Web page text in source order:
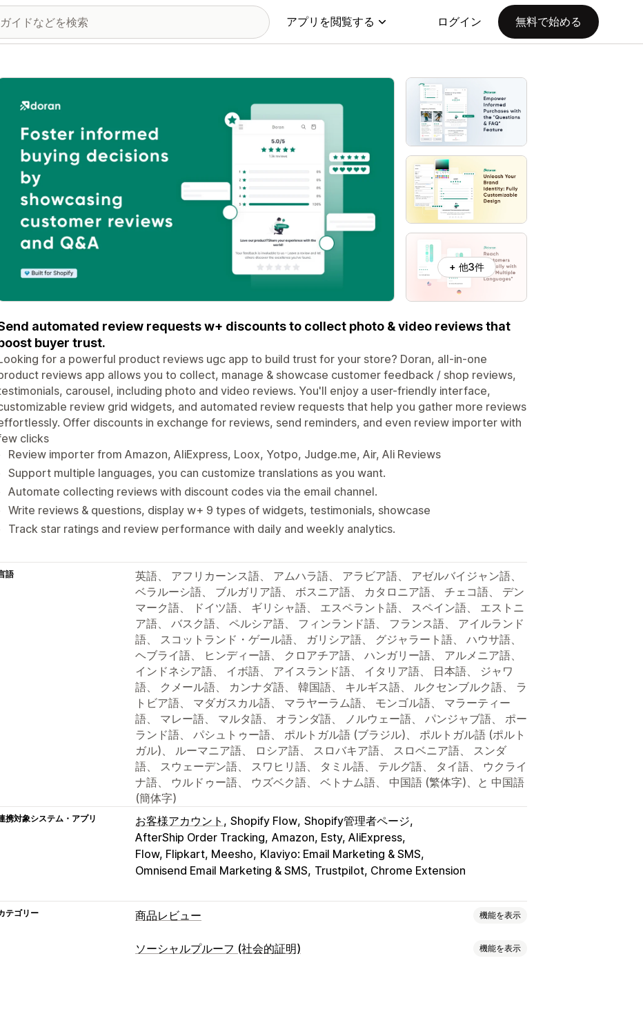
アプリを閲覧する ログイン 無料で始める
集の画像ギャラリー
+ 他3件
automated review requests w+ discounts to collect photo & video reviews that
buyer trust.
for a powerful product reviews ugc app to build trust for your store? Doran, all-in-one
reviews app allows you to collect, manage & showcase customer feedback / shop reviews,
carousel, including photo and video reviews. You'll enjoy a user-friendly interface,
review grid widgets, and automated review requests that help you gather more reviews
Offer discounts in exchange for reviews, send reminders, and even review importer with
clicks
Review importer from Amazon, AliExpress, Loox, Yotpo, Judge.me, Air, Ali Reviews
Support multiple languages, you can customize translations as you want.
Automate collecting reviews with discount codes via the email channel.
Write reviews & questions, display w+ 9 types of widgets, testimonials, showcase
Track star ratings and review performance with daily and weekly analytics.
語
英語、 アフリカーンス語、 アムハラ語、 アラビア語、 アゼルバイジャン語、
ベラルーシ語、 ブルガリア語、 ボスニア語、 カタロニア語、 チェコ語、 デン
マーク語、 ドイツ語、 ギリシャ語、 エスペラント語、 スペイン語、 エストニ
ア語、 バスク語、 ペルシア語、 フィンランド語、 フランス語、 アイルランド
語、 スコットランド・ゲール語、 ガリシア語、 グジャラート語、 ハウサ語、
ヘブライ語、 ヒンディー語、 クロアチア語、 ハンガリー語、 アルメニア語、
インドネシア語、 イボ語、 アイスランド語、 イタリア語、 日本語、 ジャワ
語、 クメール語、 カンナダ語、 韓国語、 キルギス語、 ルクセンブルク語、 ラ
トビア語、 マダガスカル語、 マラヤーラム語、 モンゴル語、 マラーティー
語、 マレー語、 マルタ語、 オランダ語、 ノルウェー語、 パンジャブ語、 ポー
ランド語、 パシュトゥー語、 ポルトガル語 (ブラジル)、 ポルトガル語 (ポルト
ガル)、 ルーマニア語、 ロシア語、 スロバキア語、 スロベニア語、 スンダ
語、 スウェーデン語、 スワヒリ語、 タミル語、 テルグ語、 タイ語、 ウクライ
ナ語、 ウルドゥー語、 ウズベク語、 ベトナム語、 中国語 (繁体字)、と 中国語
(簡体字)
携対象システム・アプリ お客様アカウント Shopify Flow Shopify管理者ページ
AfterShip Order Tracking Amazon, Esty, AliExpress
Flow, Flipkart, Meesho Klaviyo: Email Marketing & SMS
Omnisend Email Marketing & SMS Trustpilot, Chrome Extension
テゴリー 商品レビュー 機能を表示
表示オプション
ソーシャルプルーフ (社会的証明) 機能を表示